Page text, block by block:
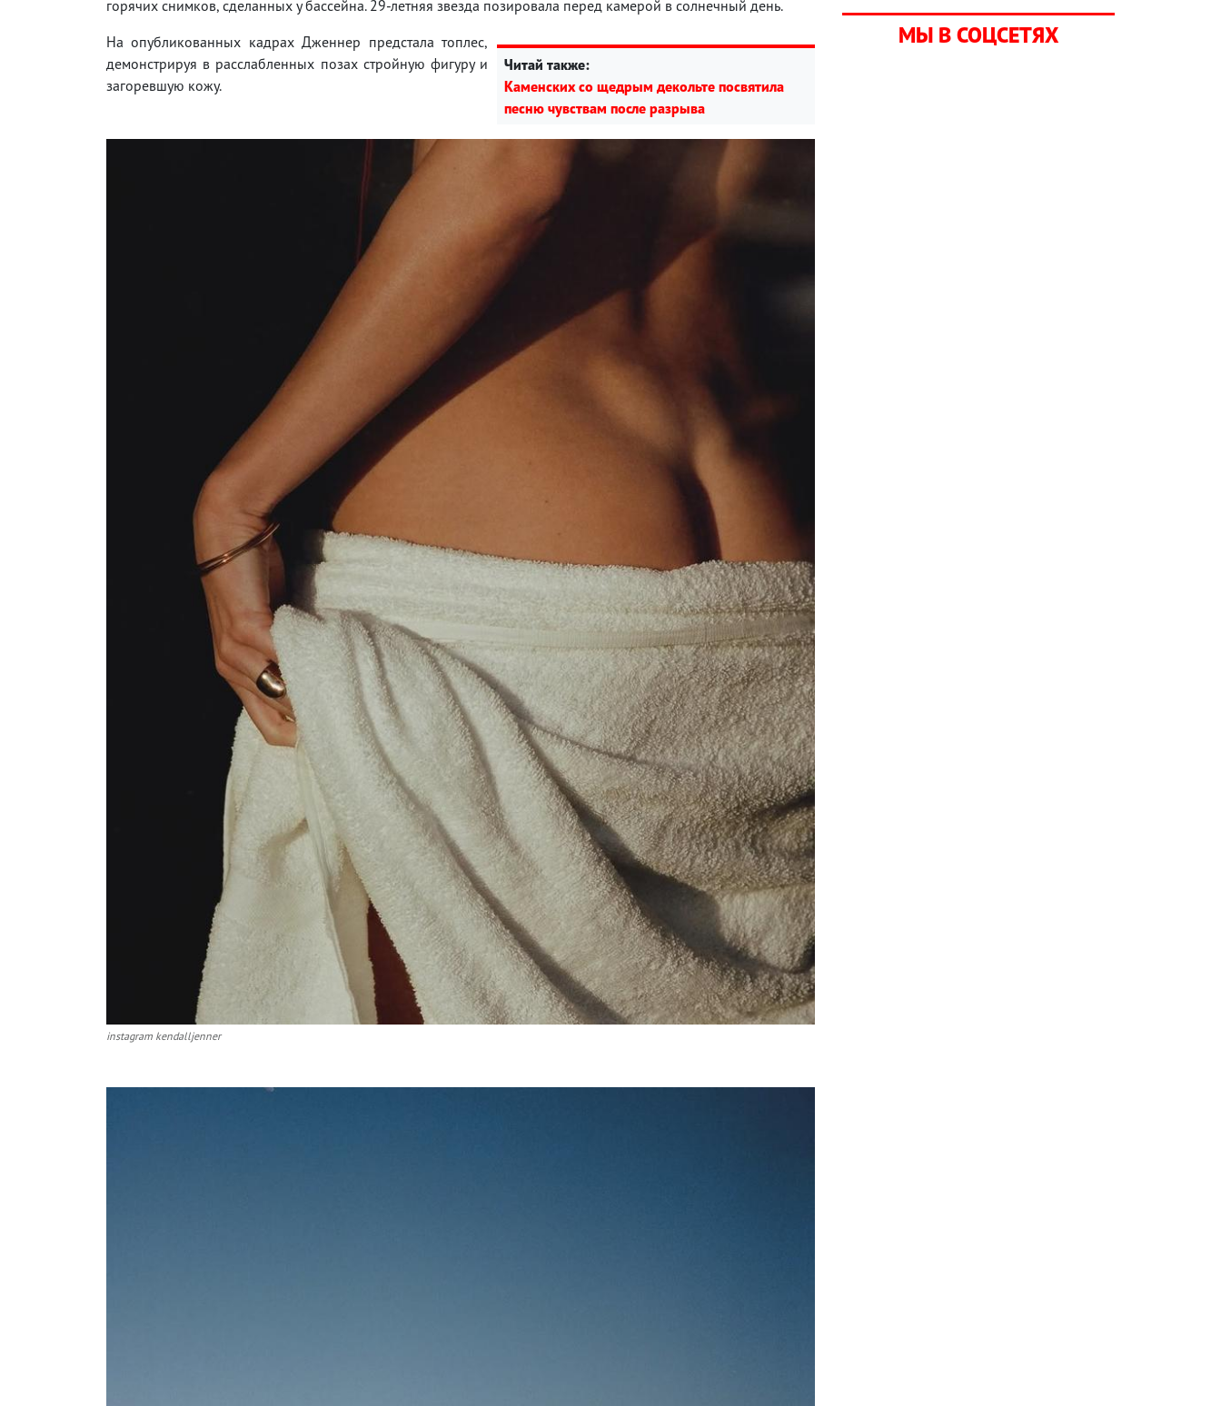
горячих снимков, сделанных у бассейна. 29-летняя звезда позировала перед камерой в солнечный день.
Читай также:
Каменских со щедрым декольте посвятила
песню чувствам после разрыва
На опубликованных кадрах Дженнер предстала топлес,
демонстрируя в расслабленных позах стройную фигуру и
загоревшую кожу.
instagram kendalljenner
МЫ В СОЦСЕТЯХ